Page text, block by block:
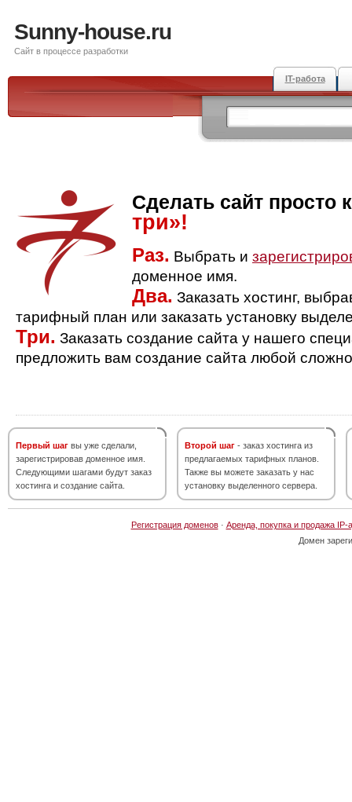
Sunny-house.ru
Сайт в процессе разработки
IT-работа
Сделать сайт просто
три»!
Раз. Выбрать и
доменное имя.
Два. Заказать хостинг,
тарифный план или заказать установку
Три. Заказать создание сайта у нашего
предложить вам создание сайта любой
Первый шаг вы уже сделали,
зарегистрировав доменное имя.
Следующими шагами будут заказ
хостинга и создание сайта.
Второй шаг - заказ хостинга из
предлагаемых тарифных планов.
Также вы можете заказать у нас
установку выделенного сервера.
Регистрация доменов· Аренда, покупка и продажа IP-
Домен